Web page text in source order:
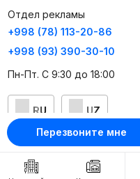
Перезвоните мне
Отдел рекламы
+998 (78) 113-20-86
+998 (93) 390-30-10
Пн-Пт. С 9:30 до 18:00
RU UZ
Контакты
О проекте